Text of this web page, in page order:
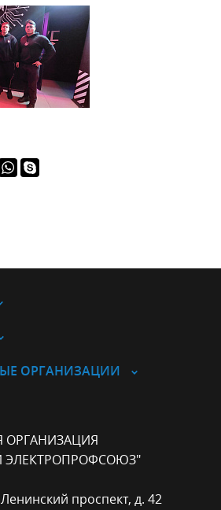
ОРГАНИЗАЦИИ
ОРГАНИЗАЦИЯ
ЭЛЕКТРОПРОФСОЮЗ"
проспект, д. 42